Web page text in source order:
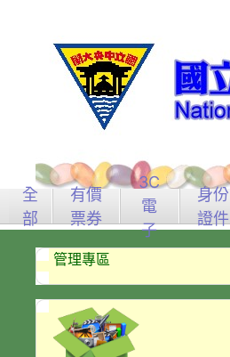
全
部
有價
票券
3C
電
子
身份
證件
管理專區